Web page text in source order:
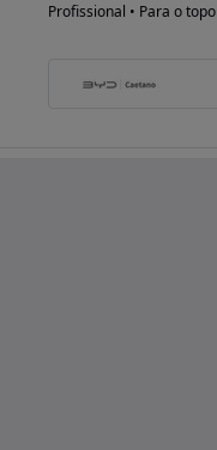
Profissional • Para o topo